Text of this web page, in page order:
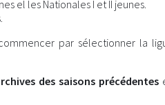
el les Nationales I et II jeunes.
par sélectionner la
des saisons précédentes